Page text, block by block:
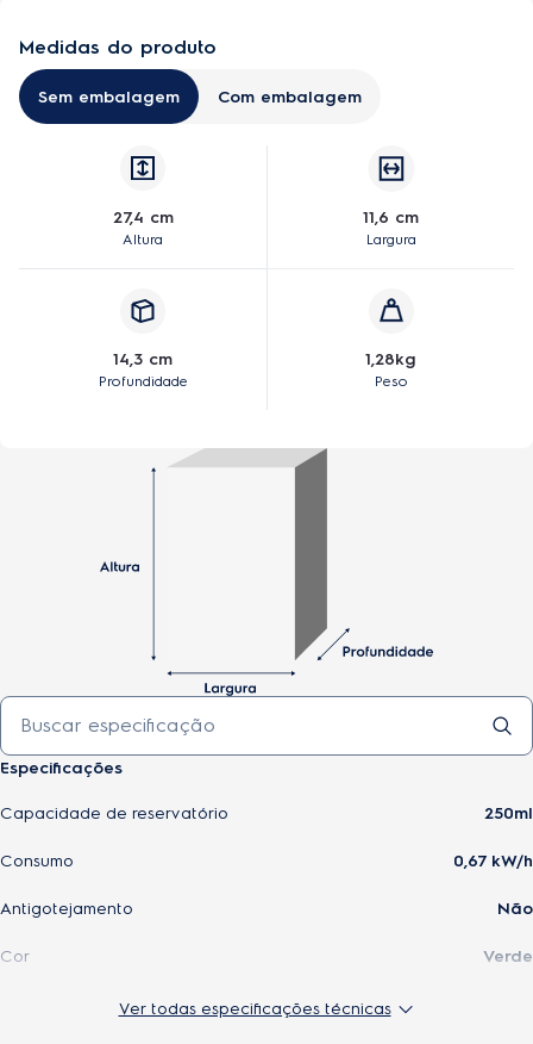
Medidas do produto
Sem embalagem Com embalagem
27,4 cm
Altura
11,6 cm
Largura
14,3 cm
Profundidade
1,28kg
Peso
Especificações
Capacidade de reservatório 250ml
Consumo 0,67 kW/h
Antigotejamento Não
Cor Verde
Ver todas especificações técnicas